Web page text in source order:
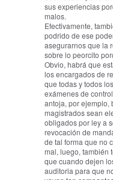
sus experiencias
malos.
Efectivamente,
podrido de ese
asegurarnos que la
sobre lo peorcito
Obvio, habrá que
los encargados de
que todas y todos
exámenes de
antoja, por ejemplo,
magistrados sean
obligados por ley a
revocación de
de tal forma que no
mal, luego, también
que cuando dejen
auditoria para que